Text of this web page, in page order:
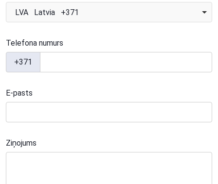
LVA Latvia +371
Telefona numurs
+371
E-pasts
Ziņojums